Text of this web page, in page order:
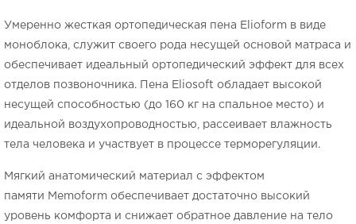
Умеренно жесткая ортопедическая пена Elioform в виде
моноблока, служит своего рода несущей основой матраса и
обеспечивает идеальный ортопедический эффект для всех
отделов позвоночника. Пена Eliosoft обладает высокой
несущей способностью (до 160 кг на спальное место) и
идеальной воздухопроводностью, рассеивает влажность
тела человека и участвует в процессе терморегуляции.
Мягкий анатомический материал с эффектом
памяти Memoform обеспечивает достаточно высокий
уровень комфорта и снижает обратное давление на тело